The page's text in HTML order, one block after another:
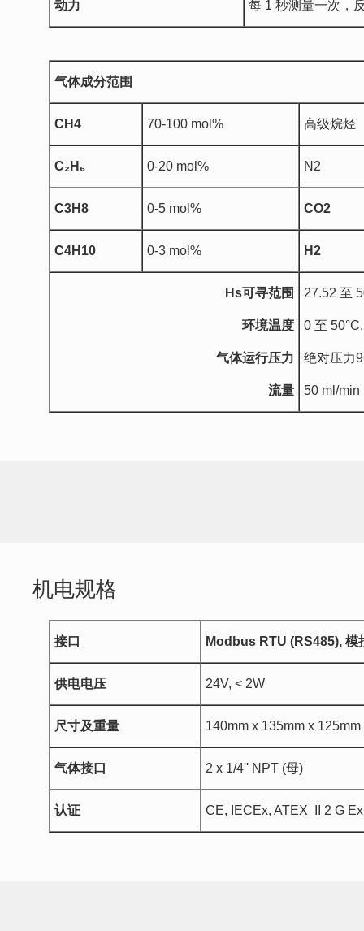
动力 每 1 秒测量一次，
气体成分范围
CH4 70-100 mol% 高级烷烃
C₂ H ₆ 0-20 mol% N2
C3H8 0-5 mol% CO2
C4H10 0-3 mol% H2
Hs可寻范围
环境温度
气体运行压力
流量
27.52 至
0 至
绝对压力
50 ml/min
机电规格
接口 Modbus RTU (RS485), 模
供电电压 24V, < 2W
尺寸及重量 140mm x 135mm x
气体接口 2 x 1/4'' NPT (母)
认证 CE, IECEx, ATEX II 2 G